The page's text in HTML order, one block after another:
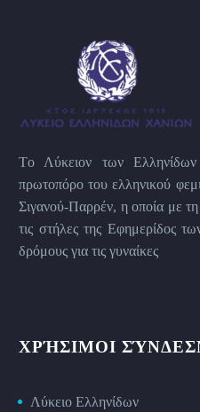
Tο Λύκειον των
πρωτοπόρο του ελληνικού
Σιγανού-Παρρέν, η οποία με
τις στήλες της Εφημερίδος
δρόμους για τις γυναίκες
ΧΡΉΣΙΜΟΙ
Λύκειο Ελληνίδων